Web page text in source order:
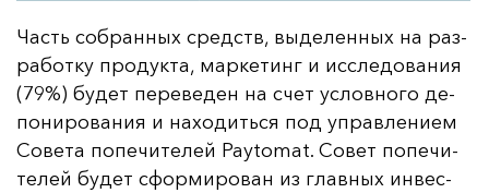
Часть соб­ран­ных средств, вы­де­лен­ных на раз­
ра­бот­ку про­дук­та, мар­ке­тинг и ис­сле­до­ва­ния
(79%) бу­дет пе­ре­ве­ден на счет ус­лов­но­го де­
по­ни­ро­ва­ния и на­хо­дить­ся под уп­рав­ле­ни­ем
Со­ве­та по­пе­чи­те­лей Paytomat. Со­вет по­пе­чи­
те­лей бу­дет сфор­ми­ро­ван из глав­ных ин­вес­